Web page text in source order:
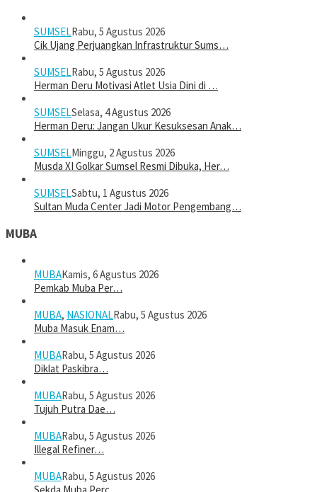
SUMSELRabu, 5 Agustus 2026
Cik Ujang Perjuangkan Infrastruktur Sums…
SUMSELRabu, 5 Agustus 2026
Herman Deru Motivasi Atlet Usia Dini di …
SUMSELSelasa, 4 Agustus 2026
Herman Deru: Jangan Ukur Kesuksesan Anak…
SUMSELMinggu, 2 Agustus 2026
Musda XI Golkar Sumsel Resmi Dibuka, Her…
SUMSELSabtu, 1 Agustus 2026
Sultan Muda Center Jadi Motor Pengembang…
MUBA
MUBAKamis, 6 Agustus 2026
Pemkab Muba Per…
MUBA, NASIONALRabu, 5 Agustus 2026
Muba Masuk Enam…
MUBARabu, 5 Agustus 2026
Diklat Paskibra…
MUBARabu, 5 Agustus 2026
Tujuh Putra Dae…
MUBARabu, 5 Agustus 2026
Illegal Refiner…
MUBARabu, 5 Agustus 2026
Sekda Muba Perc…